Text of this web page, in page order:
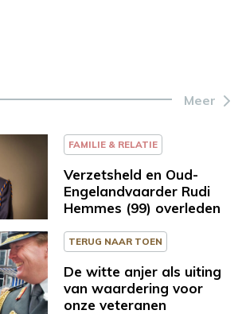
Meer
FAMILIE & RELATIE
Verzetsheld en Oud-
Engelandvaarder Rudi
Hemmes (99) overleden
TERUG NAAR TOEN
De witte anjer als uiting
van waardering voor
onze veteranen